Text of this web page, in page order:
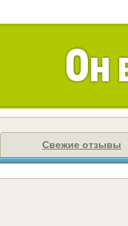
Свежие отзывы